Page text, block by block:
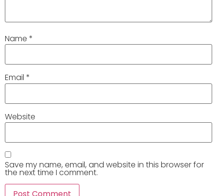
Name *
Email *
Website
Save my name, email, and website in this browser for
the next time I comment.